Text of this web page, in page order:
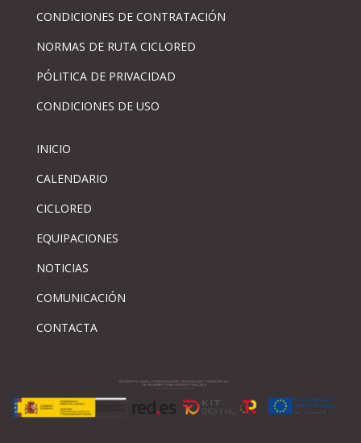
CONDICIONES DE CONTRATACIÓN
NORMAS DE RUTA CICLORED
PÓLITICA DE PRIVACIDAD
CONDICIONES DE USO
INICIO
CALENDARIO
CICLORED
EQUIPACIONES
NOTICIAS
COMUNICACIÓN
CONTACTA